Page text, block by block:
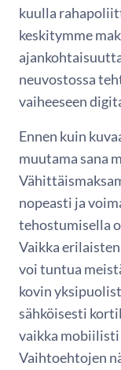
kuulla
keskitymme
neuvostossa
vaiheeseen
Ennen kuin
muutama sana
nopeasti ja
tehostumisella
Vaikka
voi tuntua
kovin
sähköisesti
vaikka mobiilisti
Vaihtoehtojen